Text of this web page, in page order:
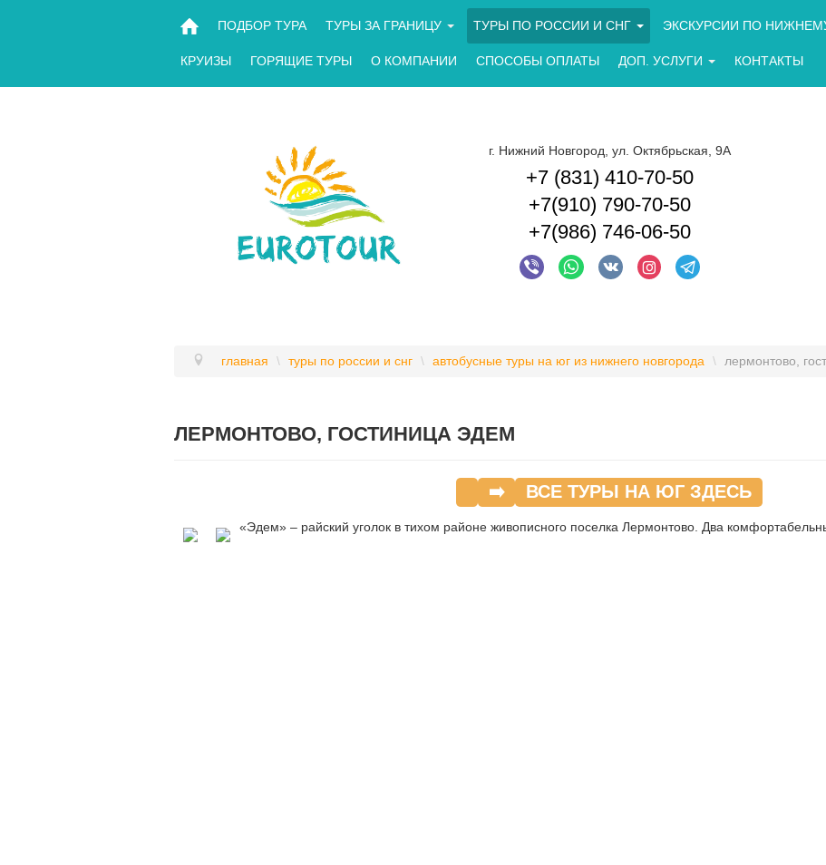
ПОДБОР ТУРА ТУРЫ ЗА ГРАНИЦУ ТУРЫ ПО РОССИИ И СНГ ЭКСКУРСИИ ПО
КРУИЗЫ ГОРЯЩИЕ ТУРЫ О КОМПАНИИ СПОСОБЫ ОПЛАТЫ ДОП. УСЛУГИ КОНТАКТЫ
г. Нижний Новгород, ул. Октябрьская, 9А
+7 (831) 410-70-50
+7(910) 790-70-50
+7(986) 746-06-50
главная \ туры по россии и снг \ автобусные туры на юг из нижнего новгорода \ лермонтово,
ЛЕРМОНТОВО, ГОСТИНИЦА ЭДЕМ
➡️ ВСЕ ТУРЫ НА ЮГ ЗДЕСЬ
«Эдем» – райский уголок в тихом районе живописного поселка Лермонтово. Два